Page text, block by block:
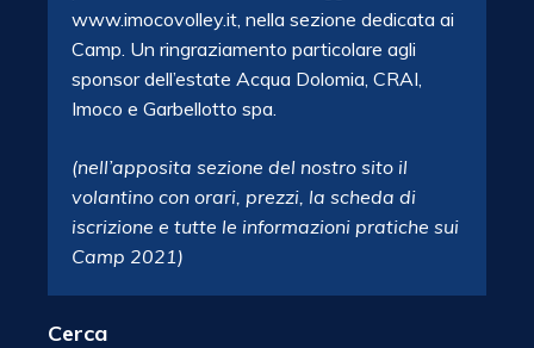
www.imocovolley.it, nella sezione dedicata ai
Camp. Un ringraziamento particolare agli
sponsor dell’estate Acqua Dolomia, CRAI,
Imoco e Garbellotto spa.
(nell’apposita sezione del nostro sito il
volantino con orari, prezzi, la scheda di
iscrizione e tutte le informazioni pratiche sui
Camp 2021)
Cerca